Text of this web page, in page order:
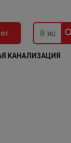
КАНАЛИЗАЦИЯ